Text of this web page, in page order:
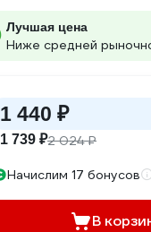
Лучшая цена
Ниже средней
1 440 ₽
1 739 ₽2 024 ₽
Начислим 17 бонусов
В